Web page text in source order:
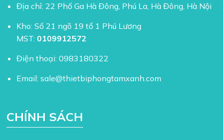
Địa chỉ: 22 Phố Ga Hà Đông, Phú La, Hà Đông, Hà Nội
Kho: Số 21 ngõ 19 tổ 1 Phú Lương
MST: 0109912572
Điện thoại:0983180322
Email:sale@thietbiphongtamxanh.com
CHÍNH SÁCH